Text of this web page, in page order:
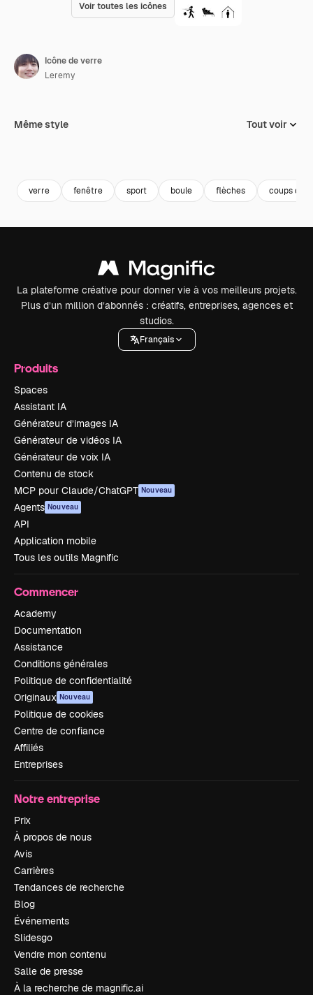
Voir toutes les icônes
Icône de verre
Leremy
Même style Tout voir
verre fenêtre sport boule flèches coups de
La plateforme créative pour donner vie à vos meilleurs projets.
Plus d’un million d’abonnés : créatifs, entreprises, agences et
studios.
Français
Produits
Spaces
Assistant IA
Générateur d’images IA
Générateur de vidéos IA
Générateur de voix IA
Contenu de stock
MCP pour Claude/ChatGPT Nouveau
Agents Nouveau
API
Application mobile
Tous les outils Magnific
Commencer
Academy
Documentation
Assistance
Conditions générales
Politique de confidentialité
Originaux Nouveau
Politique de cookies
Centre de confiance
Affiliés
Entreprises
Notre entreprise
Prix
À propos de nous
Avis
Carrières
Tendances de recherche
Blog
Événements
Slidesgo
Vendre mon contenu
Salle de presse
À la recherche de magnific.ai